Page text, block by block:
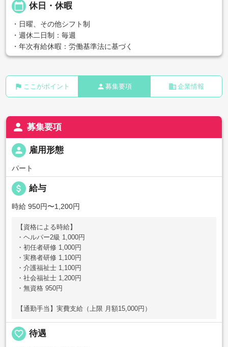
calendar_today 休日・休暇
・日曜、その他シフト制
・週休二日制：毎週
・年次有給休暇：労働基準法に基づく
flag ここがポイント person 募集要項 business 企業情報
person 募集要項
person 雇用形態
パート
attach_money 給与
時給 950円〜1,200円
【資格による時給】
・ヘルパー2級 1,000円
・初任者研修 1,000円
・実務者研修 1,100円
・介護福祉士 1,100円
・社会福祉士 1,200円
・無資格 950円
【通勤手当】実費支給（上限 月額15,000円）
favorite_border 待遇